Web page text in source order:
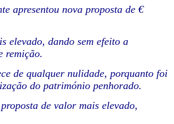
apresentou nova proposta de €
elevado, dando sem efeito a
remição.
de qualquer nulidade, porquanto foi
do património penhorado.
de valor mais elevado,